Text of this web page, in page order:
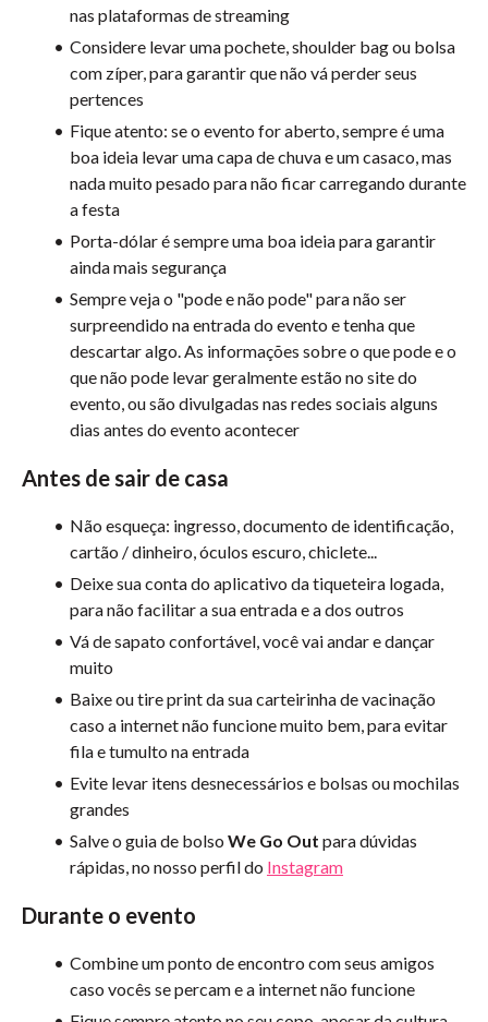
nas plataformas de streaming
Considere levar uma pochete, shoulder bag ou bolsa
com zíper, para garantir que não vá perder seus
pertences
Fique atento: se o evento for aberto, sempre é uma
boa ideia levar uma capa de chuva e um casaco, mas
nada muito pesado para não ficar carregando durante
a festa
Porta-dólar é sempre uma boa ideia para garantir
ainda mais segurança
Sempre veja o "pode e não pode" para não ser
surpreendido na entrada do evento e tenha que
descartar algo. As informações sobre o que pode e o
que não pode levar geralmente estão no site do
evento, ou são divulgadas nas redes sociais alguns
dias antes do evento acontecer
Antes de sair de casa
Não esqueça: ingresso, documento de identificação,
cartão / dinheiro, óculos escuro, chiclete...
Deixe sua conta do aplicativo da tiqueteira logada,
para não facilitar a sua entrada e a dos outros
Vá de sapato confortável, você vai andar e dançar
muito
Baixe ou tire print da sua carteirinha de vacinação
caso a internet não funcione muito bem, para evitar
fila e tumulto na entrada
Evite levar itens desnecessários e bolsas ou mochilas
grandes
Salve o guia de bolso We Go Out para dúvidas
rápidas, no nosso perfil do Instagram
Durante o evento
Combine um ponto de encontro com seus amigos
caso vocês se percam e a internet não funcione